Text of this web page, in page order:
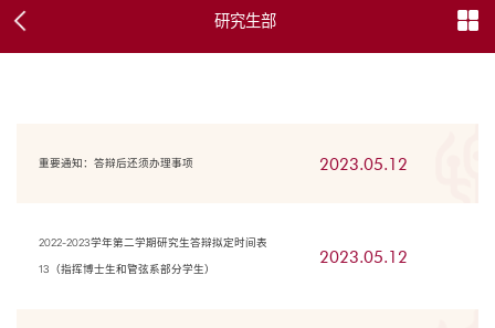
研究生部
重要通知：答辩后还须办理事项 2023.05.12
2022-2023学年第二学期研究生答辩拟定时间表
13（指挥博士生和管弦系部分学生）
2023.05.12